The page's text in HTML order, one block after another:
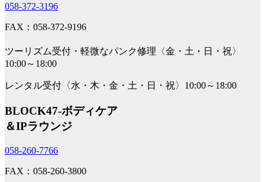
058-372-3196
FAX：058-372-9196
ツーリズム受付・軽微なパンク修理〈金・土・日・祝〉
10:00～18:00
レンタル受付〈水・木・金・土・日・祝〉10:00～18:00
BLOCK47‐ボディケア
＆IPラウンジ
058-260-7766
FAX：058-260-3800